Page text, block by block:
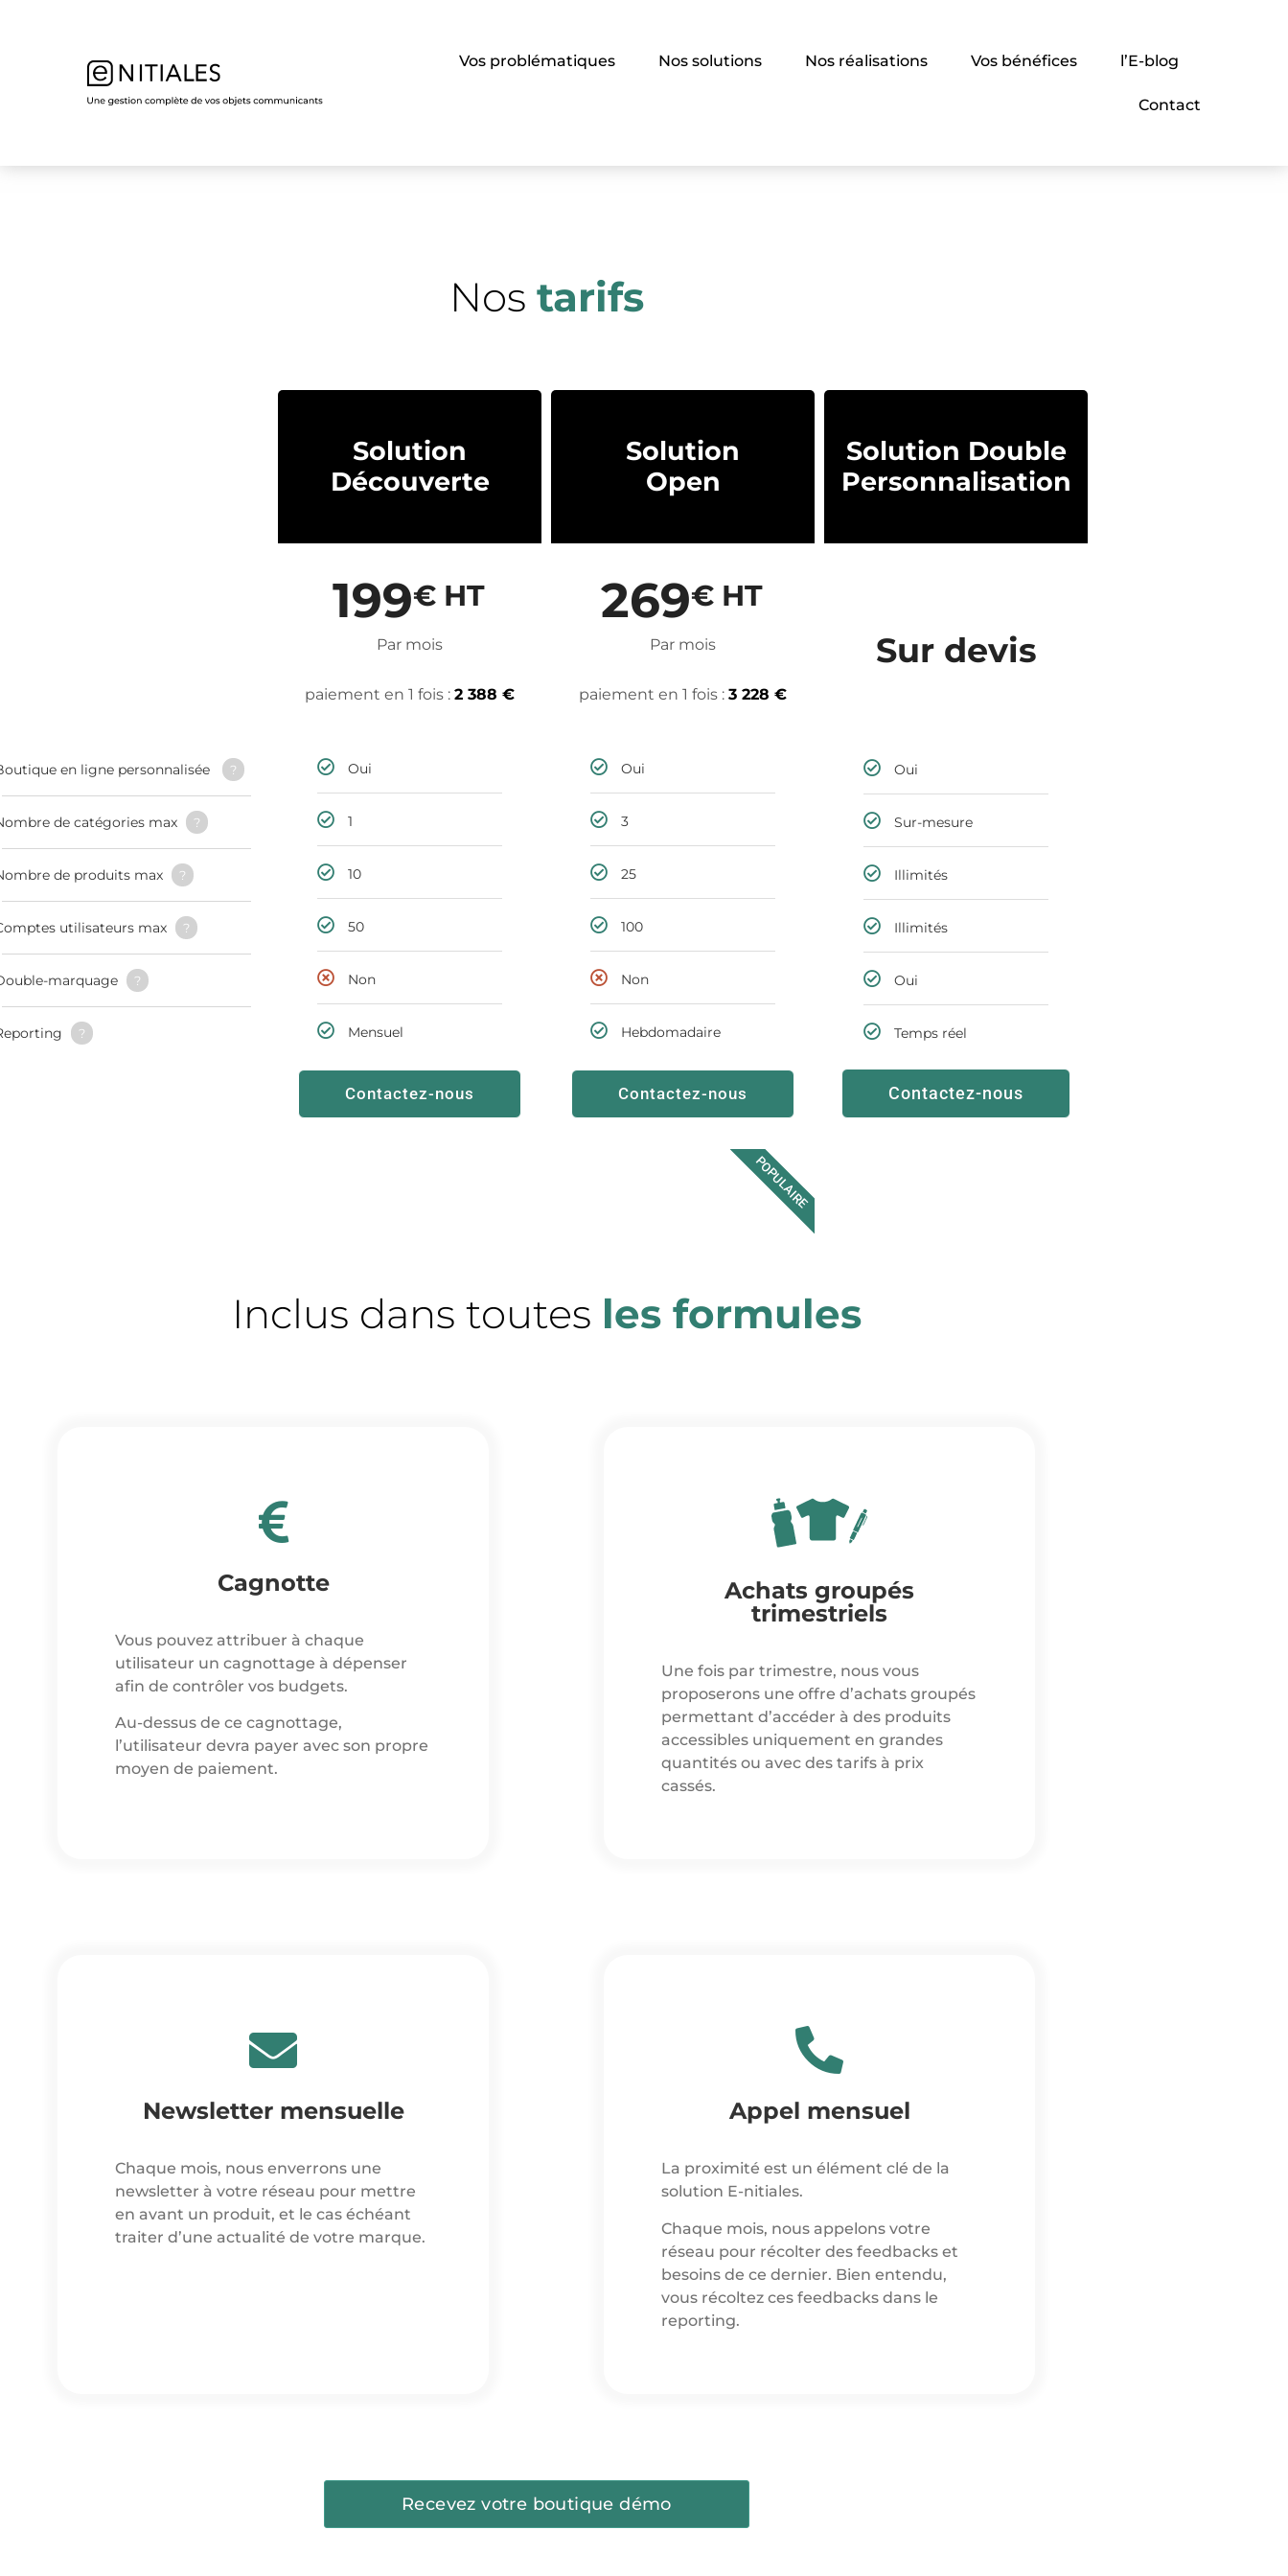
Vos problématiques Nos solutions Nos réalisations Vos bénéfices l’E-blog
Contact
Nos tarifs
en ligne personnalisée ?
de catégories max ?
de produits max ?
utilisateurs max ?
marquage ?
?
Solution
Découverte
199€ HT
Par mois
paiement en 1 fois : 2 388 €
Oui
1
10
50
Non
Mensuel
Contactez-nous
Solution
Open
269€ HT
Par mois
paiement en 1 fois : 3 228 €
Oui
3
25
100
Non
Hebdomadaire
Contactez-nous
POPULAIRE
Solution Double
Personnalisation
Sur devis
Oui
Sur-mesure
Illimités
Illimités
Oui
Temps réel
Contactez-nous
Inclus dans toutes les formules
Cagnotte
Vous pouvez attribuer à chaque
utilisateur un cagnottage à dépenser
afin de contrôler vos budgets.
Au-dessus de ce cagnottage,
l’utilisateur devra payer avec son propre
moyen de paiement.
Achats groupés
trimestriels
Une fois par trimestre, nous vous
proposerons une offre d’achats groupés
permettant d’accéder à des produits
accessibles uniquement en grandes
quantités ou avec des tarifs à prix
cassés.
Newsletter mensuelle
Chaque mois, nous enverrons une
newsletter à votre réseau pour mettre
en avant un produit, et le cas échéant
traiter d’une actualité de votre marque.
Appel mensuel
La proximité est un élément clé de la
solution E-nitiales.
Chaque mois, nous appelons votre
réseau pour récolter des feedbacks et
besoins de ce dernier. Bien entendu,
vous récoltez ces feedbacks dans le
reporting.
Recevez votre boutique démo